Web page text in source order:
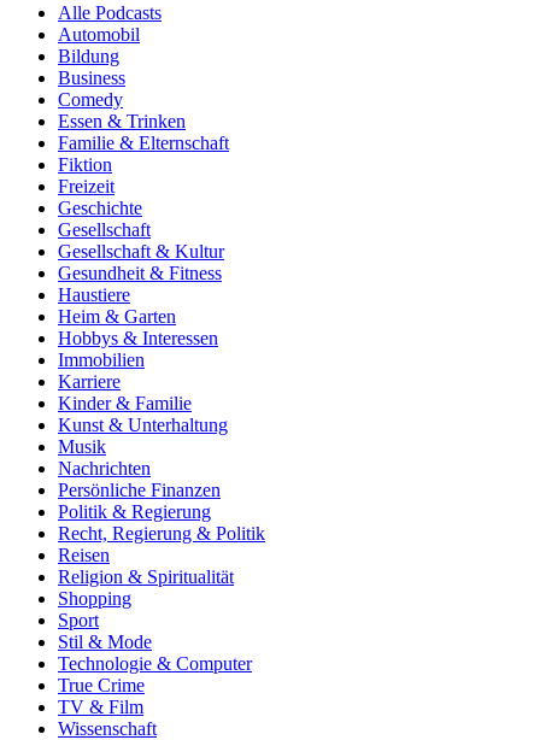
Alle Podcasts
Automobil
Bildung
Business
Comedy
Essen & Trinken
Familie & Elternschaft
Fiktion
Freizeit
Geschichte
Gesellschaft
Gesellschaft & Kultur
Gesundheit & Fitness
Haustiere
Heim & Garten
Hobbys & Interessen
Immobilien
Karriere
Kinder & Familie
Kunst & Unterhaltung
Musik
Nachrichten
Persönliche Finanzen
Politik & Regierung
Recht, Regierung & Politik
Reisen
Religion & Spiritualität
Shopping
Sport
Stil & Mode
Technologie & Computer
True Crime
TV & Film
Wissenschaft